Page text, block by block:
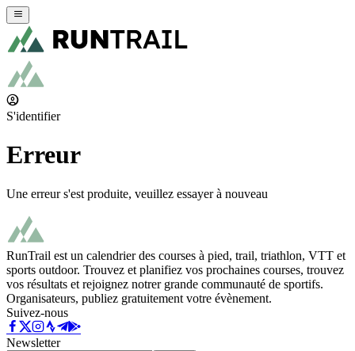
S'identifier
Erreur
Une erreur s'est produite, veuillez essayer à nouveau
RunTrail est un calendrier des courses à pied, trail, triathlon, VTT et
sports outdoor. Trouvez et planifiez vos prochaines courses, trouvez
vos résultats et rejoignez notrer grande communauté de sportifs.
Organisateurs, publiez gratuitement votre évènement.
Suivez-nous
Newsletter